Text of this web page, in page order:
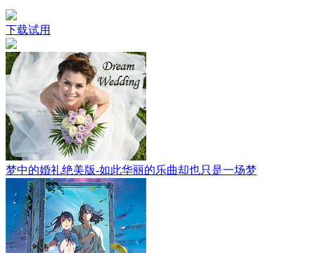
下载试用
梦中的婚礼绝美版-如此华丽的乐曲却也只是一场梦